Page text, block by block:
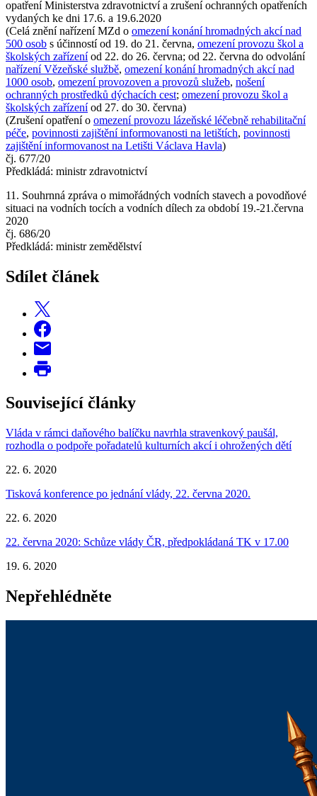
opatření Ministerstva zdravotnictví a zrušení ochranných opatřeních
vydaných ke dni 17.6. a 19.6.2020
(Celá znění nařízení MZd o omezení konání hromadných akcí nad
500 osob s účinností od 19. do 21. června, omezení provozu škol a
školských zařízeníod 22. do 26. června; od 22. června do odvolání
nařízení Vězeňské službě, omezení konání hromadných akcí nad
1000 osob, omezení provozoven a provozů služeb, nošení
ochranných prostředků dýchacích cest; omezení provozu škol a
školských zařízeníod 27. do 30. června)
(Zrušení opatření o omezení provozu lázeňské léčebně rehabilitační
péče, povinnosti zajištění informovanosti na letištích, povinnosti
zajištění informovanost na Letišti Václava Havla)
čj. 677/20
Předkládá: ministr zdravotnictví
11. Souhrnná zpráva o mimořádných vodních stavech a povodňové
situaci na vodních tocích a vodních dílech za období 19.-21.června
2020
čj. 686/20
Předkládá: ministr zemědělství
Sdílet článek
Související články
Vláda v rámci daňového balíčku navrhla stravenkový paušál,
rozhodla o podpoře pořadatelů kulturních akcí i ohrožených dětí
22. 6. 2020
Tisková konference po jednání vlády, 22. června 2020.
22. 6. 2020
22. června 2020: Schůze vlády ČR, předpokládaná TK v 17.00
19. 6. 2020
Nepřehlédněte